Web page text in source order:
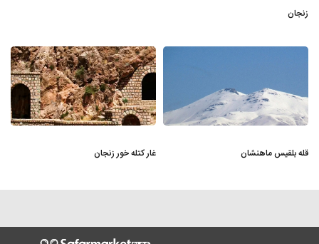
زنجان
قله بلقیس ماهنشان غار کتله خور زنجان